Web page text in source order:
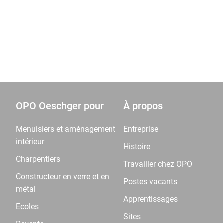
OPO Oeschger pour
Menuisiers et aménagement
intérieur
Charpentiers
Constructeur en verre et en
métal
Ecoles
À propos
Entreprise
Histoire
Travailler chez OPO
Postes vacants
Apprentissages
Sites